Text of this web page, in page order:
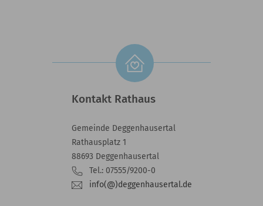
Kontakt Rathaus
Gemeinde Deggenhausertal
Rathausplatz 1
88693 Deggenhausertal
Tel.: 07555/9200-0
info(@)deggenhausertal.de